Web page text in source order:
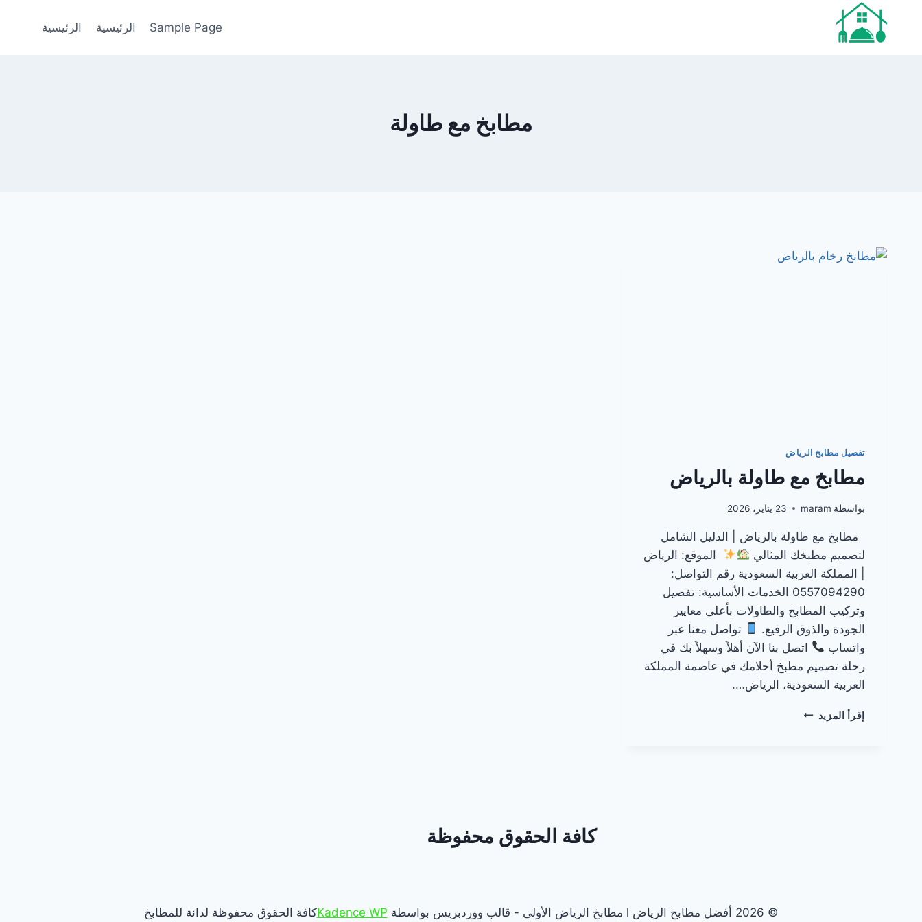
المحتوى
Sample Page الرئيسية الرئيسية
مطابخ مع طاولة
تفصيل مطابخ الرياض
مطابخ مع طاولة بالرياض
بواسطة maram 23 يناير، 2026
مطابخ مع طاولة بالرياض | الدليل الشامل
لتصميم مطبخك المثالي
الموقع: الرياض
| المملكة العربية السعودية رقم التواصل:
0557094290 الخدمات الأساسية: تفصيل
وتركيب المطابخ والطاولات بأعلى معايير
الجودة والذوق الرفيع.
تواصل معنا عبر
واتساب
اتصل بنا الآن أهلاً وسهلاً بك في
رحلة تصميم مطبخ أحلامك في عاصمة المملكة
العربية السعودية، الرياض….
إقرأ المزيد مطابخ
كافة الحقوق محفوظة
© 2026 أفضل مطابخ الرياض l مطابخ الرياض الأولى - قالب ووردبريس بواسطة Kadence WPكافة الحقوق محفوظة لدانة للمطابخ